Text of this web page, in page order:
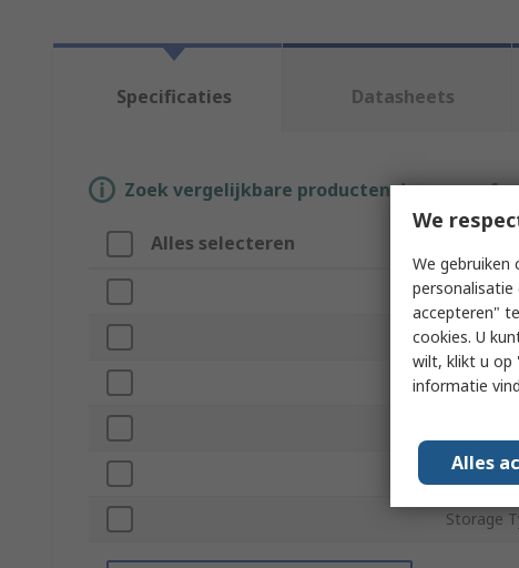
Specificaties Datasheets
Zoek vergelijkbare producten door een of
Alles selecteren
Merk
Product
Set Type
Number
Storage
We
We gebruiken
accepteren"
cookies. U
wilt, klikt u op
informatie
Alles